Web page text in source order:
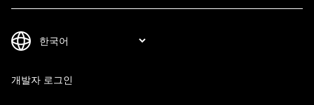
개발자 로그인